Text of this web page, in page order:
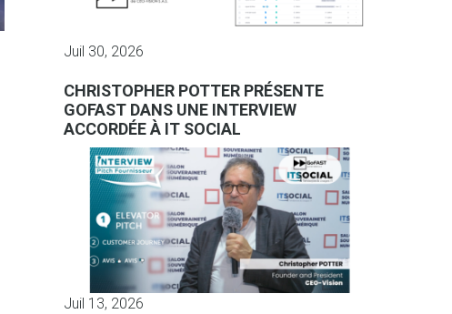
Juil 30, 2026
CHRISTOPHER POTTER PRÉSENTE
GOFAST DANS UNE INTERVIEW
ACCORDÉE À IT SOCIAL
Juil 13, 2026